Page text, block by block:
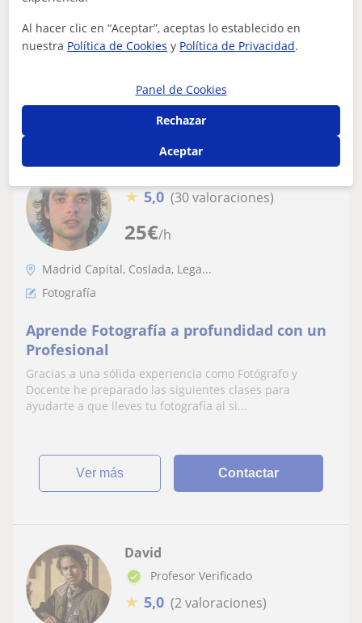
experiencia, premios y reco...
Contactar
25€/h
★ 5,0 (30 valoraciones)
Madrid Capital, Coslada, Lega...
Fotografía
Aprende Fotografía a profundidad con un
Profesional
Gracias a una sólida experiencia como Fotógrafo y
Docente he preparado las siguientes clases para
ayudarte a que lleves tu fotografía al si...
ver más Contactar
David
Profesor Verificado
★ 5,0 (2 valoraciones)
Al hacer clic en “Aceptar”, aceptas lo establecido en
nuestra Política de Cookies y Política de Privacidad.
Panel de Cookies
Rechazar
Aceptar